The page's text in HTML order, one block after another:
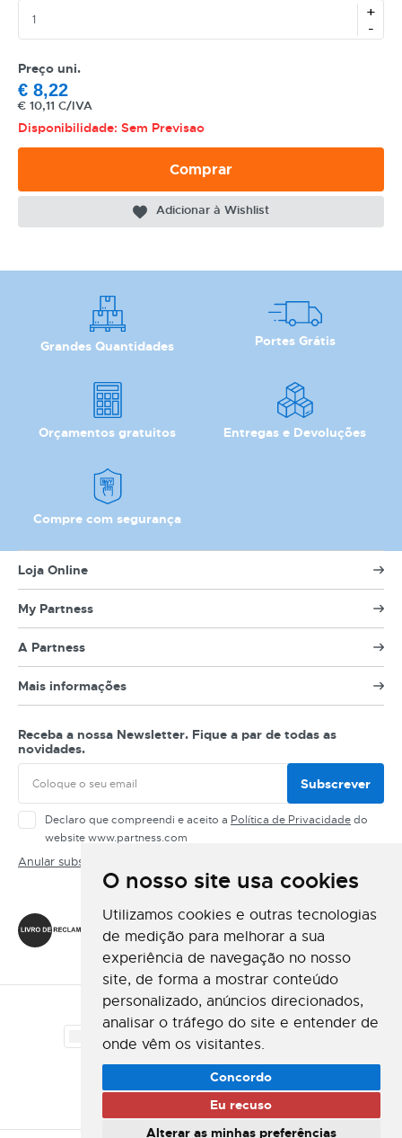
O nosso site usa cookies
Utilizamos cookies e outras tecnologias
de medição para melhorar a sua
experiência de navegação no nosso
site, de forma a mostrar conteúdo
personalizado, anúncios direcionados,
analisar o tráfego do site e entender de
onde vêm os visitantes.
Concordo
Eu recuso
Alterar as minhas preferências
+
-
Preço uni.
€ 8,22
€ 10,11 C/IVA
Disponibilidade: Sem Previsao
Comprar
Adicionar à Wishlist
Grandes Quantidades Portes Grátis
Orçamentos gratuitos Entregas e Devoluções
Compre com segurança
Loja Online
My Partness
A Partness
Mais informações
Receba a nossa Newsletter. Fique a par de todas as
novidades.
Subscrever
Declaro que compreendi e aceito a Política de Privacidadedo
website www.partness.com
Anular subscrição
Método de Pagamento
Método de Envio
CATEGORIA
REF
EAN
NOME